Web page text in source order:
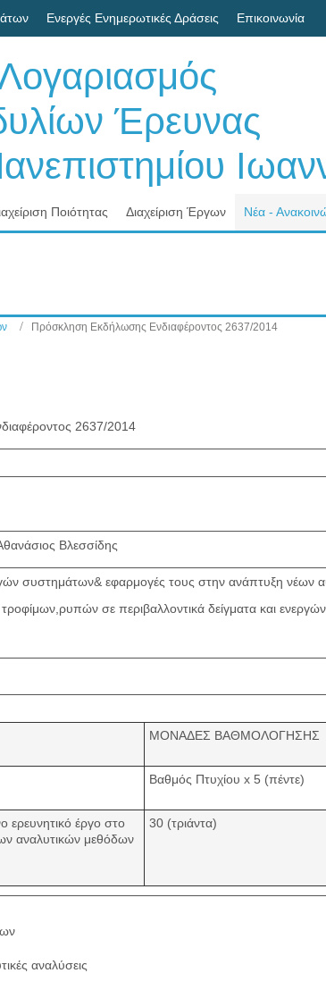
Ενεργές Ενημερωτικές Δράσεις Επικοινωνία
Λογαριασμός
Έρευνας
Ποιότητας Διαχείριση Έργων Νέα -
Πρόσκληση Εκδήλωσης Ενδιαφέροντος 2637/2014
2637/2014
Βλεσσίδης
συστημάτων& εφαρμογές τους στην ανάπτυξη νέων
σε περιβαλλοντικά δείγματα και
ΜΟΝΑΔΕΣ ΒΑΘΜΟΛΟΓΗΣΗΣ
Βαθμός Πτυχίου x 5 (πέντε)
ερευνητικό έργο στο
αναλυτικών μεθόδων
30 (τριάντα)
αναλύσεις